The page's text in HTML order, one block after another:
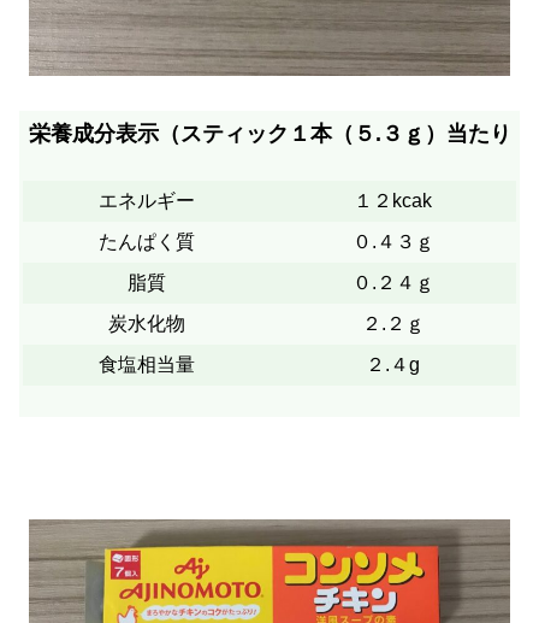
栄養成分表示（スティック１本（５.３ｇ）当たり
エネルギー
１２kcak
たんぱく質
０.４３ｇ
脂質
０.２４ｇ
炭水化物
２.２ｇ
食塩相当量
２.４g